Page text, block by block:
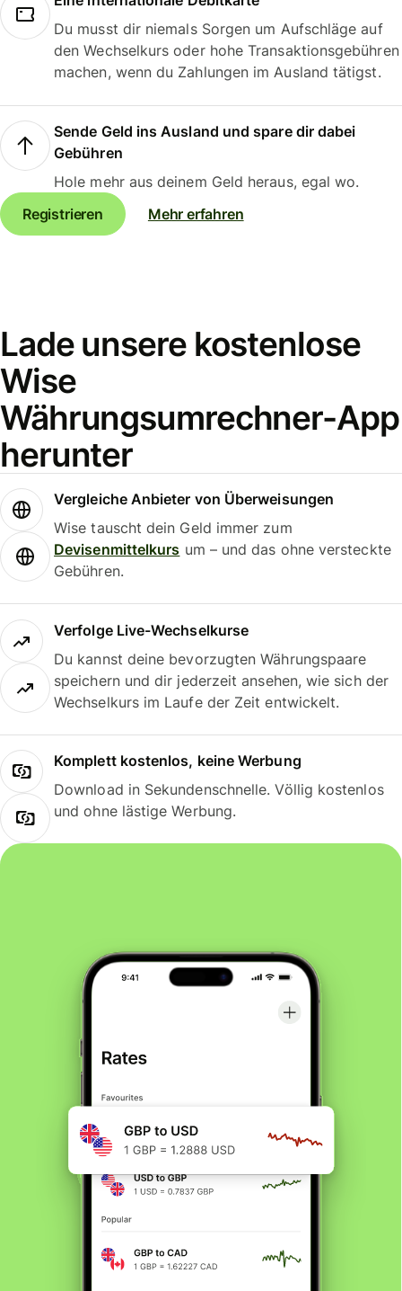
Du musst dir niemals Sorgen um Aufschläge auf
den Wechselkurs oder hohe Transaktionsgebühren
machen, wenn du Zahlungen im Ausland tätigst.
Sende Geld ins Ausland und spare dir dabei
Gebühren
Hole mehr aus deinem Geld heraus, egal wo.
Registrieren
Mehr erfahren
Lade unsere kostenlose
Wise
Währungsumrechner-App
herunter
Vergleiche Anbieter von Überweisungen
Wise tauscht dein Geld immer zum
Devisenmittelkurs um – und das ohne versteckte
Gebühren.
Verfolge Live-Wechselkurse
Du kannst deine bevorzugten Währungspaare
speichern und dir jederzeit ansehen, wie sich der
Wechselkurs im Laufe der Zeit entwickelt.
Komplett kostenlos, keine Werbung
Download in Sekundenschnelle. Völlig kostenlos
und ohne lästige Werbung.